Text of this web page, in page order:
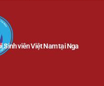
Sinh viên Việt Nam tại Nga